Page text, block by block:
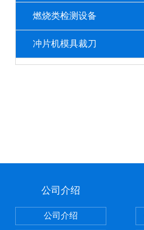
燃烧类检测设备
冲片机模具裁刀
公司介绍
公司介绍